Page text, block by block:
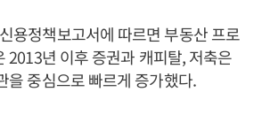
용정책보고서에 따르면 부동산 프로
2013년 이후 증권과 캐피탈, 저축은
을 중심으로 빠르게 증가했다.